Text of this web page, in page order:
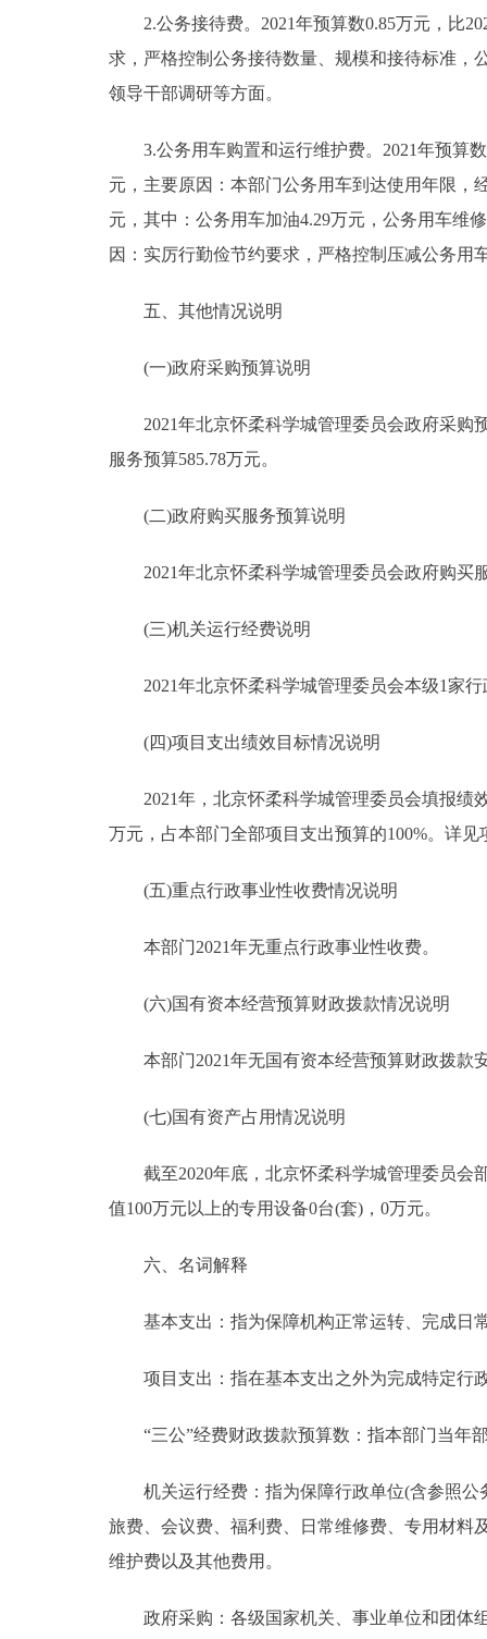
2.公务接待费。2021年预算数0.85万元，比
求，严格控制公务接待数量、规模和接待标准，
领导干部调研等方面。
3.公务用车购置和运行维护费。2021年预算数
元，主要原因：本部门公务用车到达使用年限，
元，其中：公务用车加油4.29万元，公务用车维
因：实厉行勤俭节约要求，严格控制压减公务用
五、其他情况说明
(一)政府采购预算说明
2021年北京怀柔科学城管理委员会政府采购预
服务预算585.78万元。
(二)政府购买服务预算说明
2021年北京怀柔科学城管理委员会政府购买服
(三)机关运行经费说明
2021年北京怀柔科学城管理委员会本级1家行
(四)项目支出绩效目标情况说明
2021年，北京怀柔科学城管理委员会填报绩效
万元，占本部门全部项目支出预算的100%。详
(五)重点行政事业性收费情况说明
本部门2021年无重点行政事业性收费。
(六)国有资本经营预算财政拨款情况说明
本部门2021年无国有资本经营预算财政拨款
(七)国有资产占用情况说明
截至2020年底，北京怀柔科学城管理委员会部
值100万元以上的专用设备0台(套)，0万元。
六、名词解释
基本支出：指为保障机构正常运转、完成日
项目支出：指在基本支出之外为完成特定行
“三公”经费财政拨款预算数：指本部门当年部
机关运行经费：指为保障行政单位(含参照公
旅费、会议费、福利费、日常维修费、专用材料
维护费以及其他费用。
政府采购：各级国家机关、事业单位和团体组